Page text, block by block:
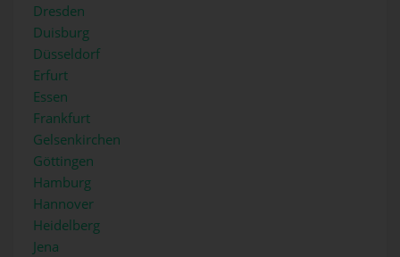
Dresden
Duisburg
Düsseldorf
Erfurt
Essen
Frankfurt
Gelsenkirchen
Göttingen
Hamburg
Hannover
Heidelberg
Jena